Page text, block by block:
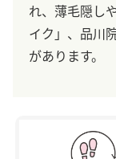
れ、薄毛隠し
イク」、品川
があります。